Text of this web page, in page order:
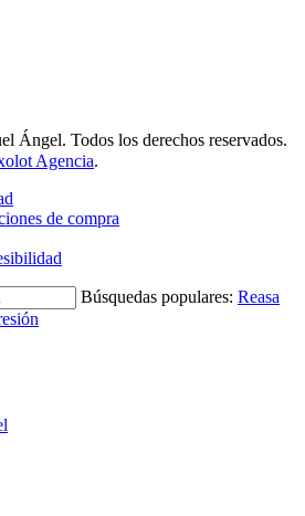
Ángel. Todos los derechos reservados.
Agencia.
de compra
Búsquedas populares: Reasa